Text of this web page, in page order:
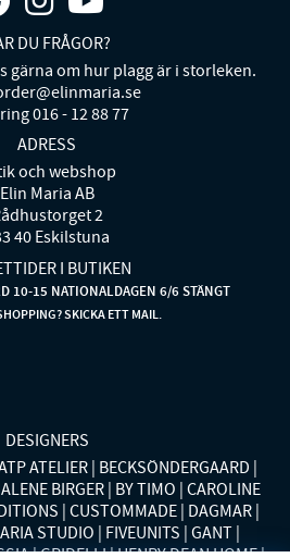
DU FRÅGOR?
gärna om hur plagg är i storleken.
016 - 12 88 77
ADRESS
och webshop
Elin Maria AB
2
40 Eskilstuna
I BUTIKEN
10-15 NATIONALDAGEN 6/6 STÄNGT
SKICKA ETT MAIL.
DESIGNERS
ATELIER BECKSÖNDERGAARD
BIRGER BY TIMO CAROLINE
CUSTOMMADE DAGMAR
STUDIO FIVEUNITS GANT